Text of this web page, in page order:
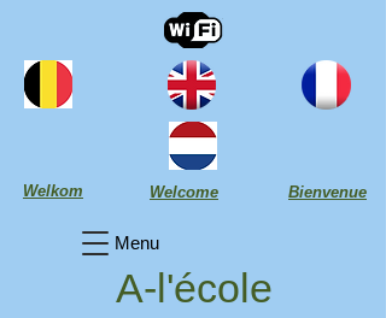
A-l'école
Welkom Bienvenue
Welcome
Menu